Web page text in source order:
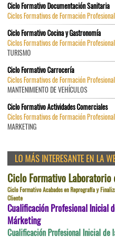
Ciclo Formativo Documentación Sanitaria
Ciclos Formativos de Formación
Ciclo Formativo Cocina y Gastronomía
Ciclos Formativos de Formación
TURISMO
Ciclo Formativo Carrocería
Ciclos Formativos de Formación
MANTENIMIENTO DE VEHÍCULOS
Ciclo Formativo Actividades Comerciales
Ciclos Formativos de Formación
MARKETING
LO MÁS INTERESANTE EN LA
Ciclo Formativo Laboratorio
Ciclo Formativo Acabados en Reprografía y
Cliente
Cualificación Profesional Inicial
Márketing
Cualificación Profesional Inicial de